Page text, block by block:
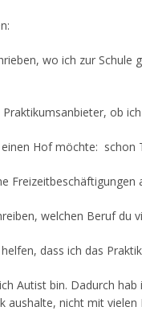
wo ich zur Schule
ob
Hof möchte: schon
Freizeitbeschäftigungen
welchen Beruf du
dass ich das
Autist bin. Dadurch
aushalte, nicht mit